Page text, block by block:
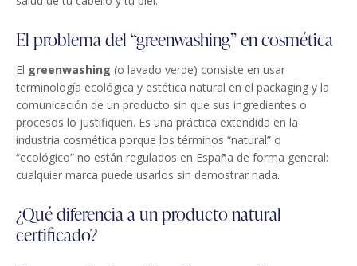
El problema del “greenwashing” en cosmética
El greenwashing (o lavado verde) consiste en usar
terminología ecológica y estética natural en el packaging y la
comunicación de un producto sin que sus ingredientes o
procesos lo justifiquen. Es una práctica extendida en la
industria cosmética porque los términos “natural” o
“ecológico” no están regulados en España de forma general:
cualquier marca puede usarlos sin demostrar nada.
¿Qué diferencia a un producto natural
certificado?